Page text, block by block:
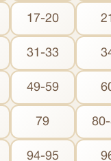
17-20 21
31-33
49-59
79
94-95